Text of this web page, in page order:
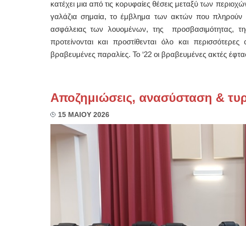
κατέχει μια από τις κορυφαίες θέσεις μεταξύ των
γαλάζια σημαία, το έμβλημα των ακτών που πληρούν
ασφάλειας των λουομένων, της προσβασιμότητας,
προτείνονται και προστίθενται όλο και
βραβευμένες παραλίες. Το ‘22 οι βραβευμένες ακτές
Αποζημιώσεις, ανασύσταση &
15 ΜΑΙΟΥ 2026